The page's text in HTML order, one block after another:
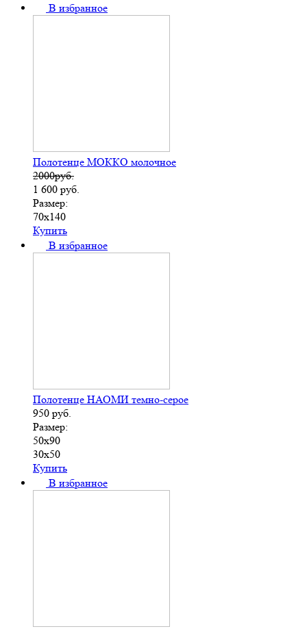
В избранное
Полотенце МОККО молочное
2000руб.
1 600 руб.
Размер:
70х140
Купить
В избранное
Полотенце НАОМИ темно-серое
950 руб.
Размер:
50х90
30х50
Купить
В избранное